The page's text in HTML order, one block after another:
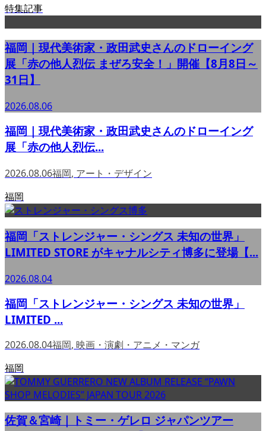
特集記事
福岡｜現代美術家・政田武史さんのドローイング
展「赤の他人烈伝 まぜろ安全！」開催【8月8日～
31日】
2026.08.06
福岡｜現代美術家・政田武史さんのドローイング
展「赤の他人烈伝...
2026.08.06福岡, アート・デザイン
福岡
福岡「ストレンジャー・シングス 未知の世界」
LIMITED STORE がキャナルシティ博多に登場【...
2026.08.04
福岡「ストレンジャー・シングス 未知の世界」
LIMITED ...
2026.08.04福岡, 映画・演劇・アニメ・マンガ
福岡
佐賀＆宮崎｜トミー・ゲレロ ジャパンツアー